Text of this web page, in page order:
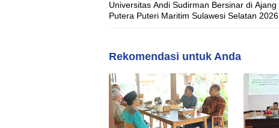
Universitas Andi Sudirman Bersinar di Ajang
Putera Puteri Maritim Sulawesi Selatan 2026
Rekomendasi untuk Anda